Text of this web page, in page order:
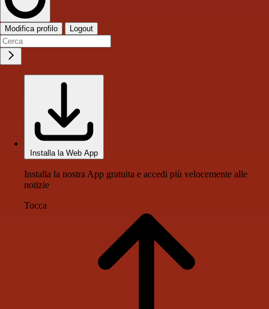
Modifica profilo Logout
Installa la Web App
Installa la nostra App gratuita e accedi più velocemente alle
notizie
Tocca